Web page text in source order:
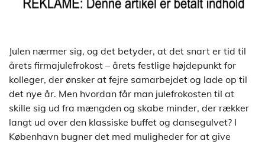
Julen nærmer sig, og det betyder, at det snart er tid til
årets firmajulefrokost – årets festlige højdepunkt for
kolleger, der ønsker at fejre samarbejdet og lade op til
det nye år. Men hvordan får man julefrokosten til at
skille sig ud fra mængden og skabe minder, der rækker
langt ud over den klassiske buffet og dansegulvet? I
København bugner det med muligheder for at give